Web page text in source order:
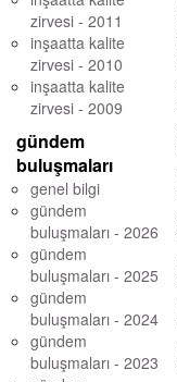
zirvesi - 2011
inşaatta kalite
zirvesi - 2010
inşaatta kalite
zirvesi - 2009
gündem
buluşmaları
genel bilgi
gündem
buluşmaları - 2026
gündem
buluşmaları - 2025
gündem
buluşmaları - 2024
gündem
buluşmaları - 2023